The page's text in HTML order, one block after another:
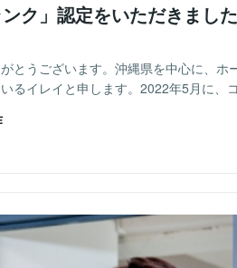
ク」認定をいただきました
とうございます。沖縄県を中心に、ホ
るイレイと申します。2022年5月に、